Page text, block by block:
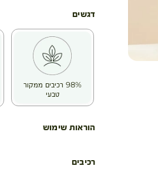
דגשים
98% רכיבים ממקור
טבעי
הוראות שימוש
רכיבים